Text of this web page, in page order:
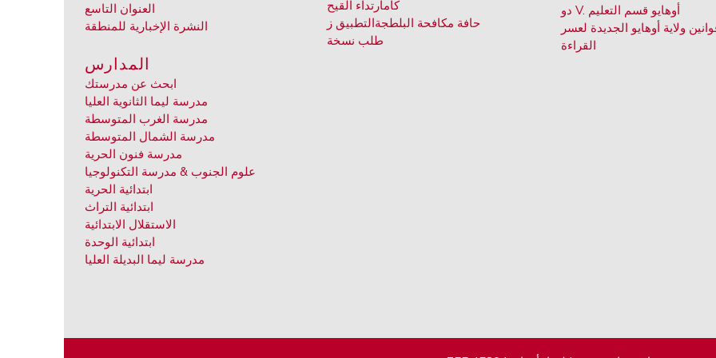
العنوان التاسع
النشرة الإخبارية للمنطقة
المدارس
ابحث عن مدرستك
مدرسة ليما الثانوية العليا
مدرسة الغرب المتوسطة
مدرسة الشمال المتوسطة
مدرسة فنون الحرية
علوم الجنوب & مدرسة التكنولوجيا
ابتدائية الحرية
ابتدائية التراث
الاستقلال الابتدائية
ابتدائية الوحدة
مدرسة ليما البديلة العليا
كامارتداء القيح
حافة مكافحة البلطجةالتطبيق ز
طلب نسخة
دو V. أوهايو قسم التعليم
ولاية أوهايو الجديدة لعسر
القراءة